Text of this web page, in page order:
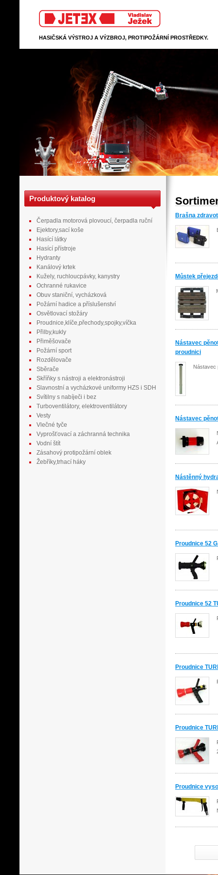
Jetex
HASIČSKÁ VÝSTROJ A VÝZBROJ, PROTIPOŽÁRNÍ PROSTŘEDKY.
Produktový katalog
Čerpadla motorová plovoucí, čerpadla ruční
Ejektory,sací koše
Hasící látky
Hasící přístroje
Hydranty
Kanálový krtek
Kužely, ruchloucpávky, kanystry
Ochranné rukavice
Obuv staniční, vycházková
Požární hadice a příslušenství
Osvětlovací stožáry
Proudnice,klíče,přechody,spojky,víčka
Přilby,kukly
Přiměšovače
Požární sport
Rozdělovače
Sběrače
Skříňky s nástroji a elektronástroji
Slavnostní a vycházkové uniformy HZS i SDH
Svítilny s nabíječi i bez
Turboventilátory, elektroventilátory
Vesty
Vlečné tyče
Vyprošťovací a záchranná technika
Vodní štít
Zásahový protipožární oblek
Žebříky,trhací háky
Brašna
Můstek
Nástavec
proudnici
Nástavec
Nástavec
Nástěnný
Proudnice 52
Proudnice 52
Proudnice
Proudnice
Proudnice